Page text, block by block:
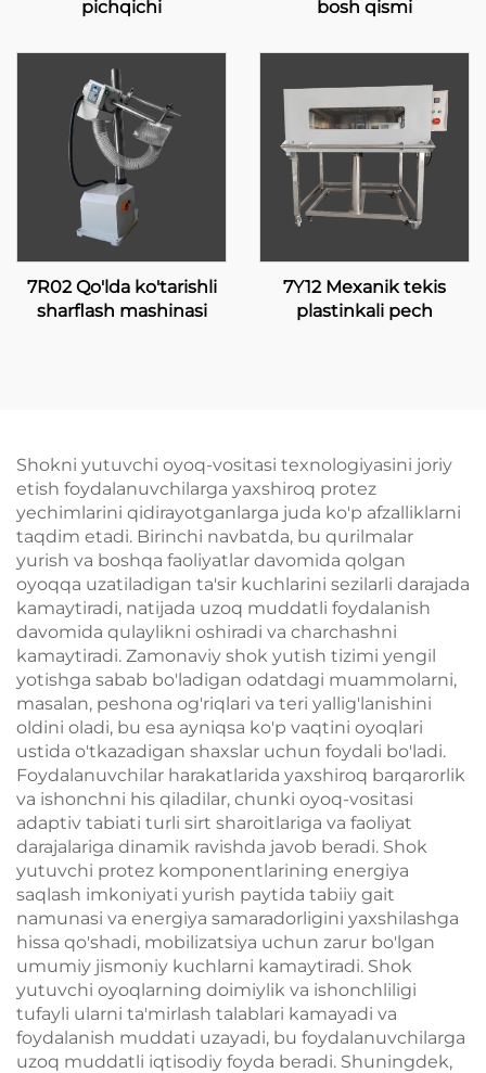
pichqichi
bosh qismi
7R02 Qo'lda ko'tarishli
sharflash mashinasi
7Y12 Mexanik tekis
plastinkali pech
Shokni yutuvchi oyoq-vositasi texnologiyasini joriy
etish foydalanuvchilarga yaxshiroq protez
yechimlarini qidirayotganlarga juda ko'p afzalliklarni
taqdim etadi. Birinchi navbatda, bu qurilmalar
yurish va boshqa faoliyatlar davomida qolgan
oyoqqa uzatiladigan ta'sir kuchlarini sezilarli darajada
kamaytiradi, natijada uzoq muddatli foydalanish
davomida qulaylikni oshiradi va charchashni
kamaytiradi. Zamonaviy shok yutish tizimi yengil
yotishga sabab bo'ladigan odatdagi muammolarni,
masalan, peshona og'riqlari va teri yallig'lanishini
oldini oladi, bu esa ayniqsa ko'p vaqtini oyoqlari
ustida o'tkazadigan shaxslar uchun foydali bo'ladi.
Foydalanuvchilar harakatlarida yaxshiroq barqarorlik
va ishonchni his qiladilar, chunki oyoq-vositasi
adaptiv tabiati turli sirt sharoitlariga va faoliyat
darajalariga dinamik ravishda javob beradi. Shok
yutuvchi protez komponentlarining energiya
saqlash imkoniyati yurish paytida tabiiy gait
namunasi va energiya samaradorligini yaxshilashga
hissa qo'shadi, mobilizatsiya uchun zarur bo'lgan
umumiy jismoniy kuchlarni kamaytiradi. Shok
yutuvchi oyoqlarning doimiylik va ishonchliligi
tufayli ularni ta'mirlash talablari kamayadi va
foydalanish muddati uzayadi, bu foydalanuvchilarga
uzoq muddatli iqtisodiy foyda beradi. Shuningdek,